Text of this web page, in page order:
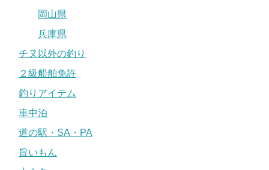
岡山県
兵庫県
チヌ以外の釣り
２級船舶免許
釣りアイテム
車中泊
道の駅・SA・PA
旨いもん